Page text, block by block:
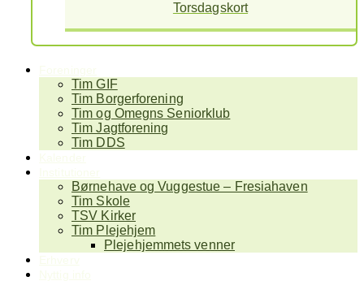
Torsdagskort
Tim GIF
Tim Borgerforening
Tim og Omegns Seniorklub
Tim Jagtforening
Tim DDS
Børnehave og Vuggestue – Fresiahaven
Tim Skole
TSV Kirker
Tim Plejehjem
Plejehjemmets venner